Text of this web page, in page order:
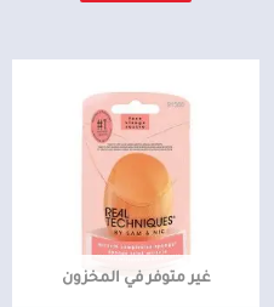
غير متوفر في المخزون